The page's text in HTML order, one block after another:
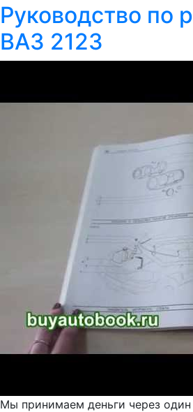
Руководство по
ВАЗ 2123
Мы принимаем деньги через